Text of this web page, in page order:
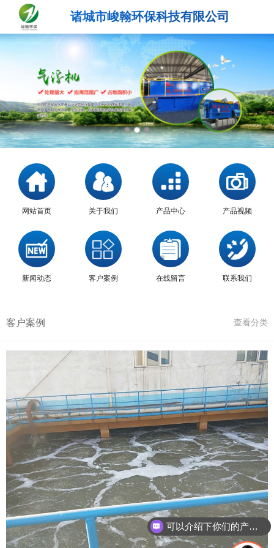
诸城市峻翰环保科技有限公司
网站首页 关于我们 产品中心 产品视频
新闻动态 客户案例 在线留言 联系我们
客户案例 查看分类
可以介绍下你们的产品么